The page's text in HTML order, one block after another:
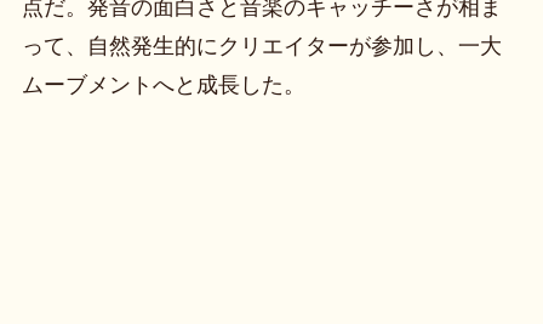
点だ。発音の面白さと音楽のキャッチーさが相ま
って、自然発生的にクリエイターが参加し、一大
ムーブメントへと成長した。